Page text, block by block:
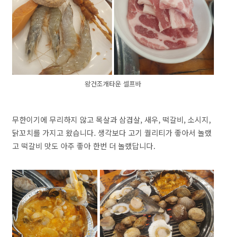
왕건조개타운 셀프바
무한이기에 무리하지 않고 목살과 삼겹살, 새우, 떡갈비, 소시지,
닭꼬치를 가지고 왔습니다. 생각보다 고기 퀄리티가 좋아서 놀랬
고 떡갈비 맛도 아주 좋아 한번 더 놀랬답니다.